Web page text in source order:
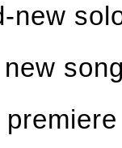
new
new